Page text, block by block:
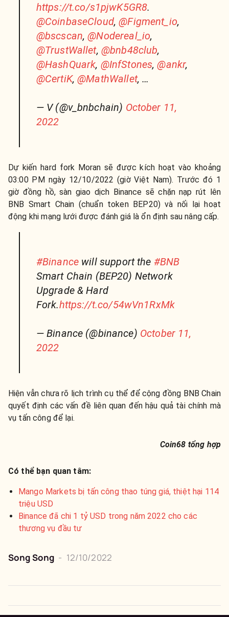
https://t.co/s1pjwK5GR8.
@CoinbaseCloud,@Figment_io,
@bscscan,@Nodereal_io,
@TrustWallet, @bnb48club,
@HashQuark, @InfStones,@ankr,
@CertiK,@MathWallet, …
— V (@v_bnbchain) October 11,
2022
Dự kiến hard fork Moran sẽ được kích hoạt vào khoảng
03:00 PM ngày 12/10/2022 (giờ Việt Nam). Trước đó 1
giờ đồng hồ, sàn giao dịch Binance sẽ chặn nạp rút lên
BNB Smart Chain (chuẩn token BEP20) và nối lại hoạt
động khi mạng lưới được đánh giá là ổn định sau nâng cấp.
#Binance will support the #BNB
Smart Chain (BEP20) Network
Upgrade & Hard
Fork.https://t.co/54wVn1RxMk
— Binance (@binance) October 11,
2022
Hiện vẫn chưa rõ lịch trình cụ thể để cộng đồng BNB Chain
quyết định các vấn đề liên quan đến hậu quả tài chính mà
vụ tấn công để lại.
Coin68 tổng hợp
Có thể bạn quan tâm:
Mango Markets bị tấn công thao túng giá, thiệt hại 114
triệu USD
Binance đã chi 1 tỷ USD trong năm 2022 cho các
thương vụ đầu tư
Song Song - 12/10/2022